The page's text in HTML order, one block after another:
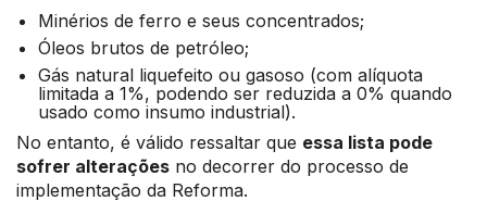
Minérios de ferro e seus concentrados;
Óleos brutos de petróleo;
Gás natural liquefeito ou gasoso (com alíquota
limitada a 1%, podendo ser reduzida a 0% quando
usado como insumo industrial).
No entanto, é válido ressaltar que essa lista pode
sofrer alterações no decorrer do processo de
implementação da Reforma.